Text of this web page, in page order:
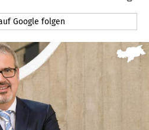
Google folgen